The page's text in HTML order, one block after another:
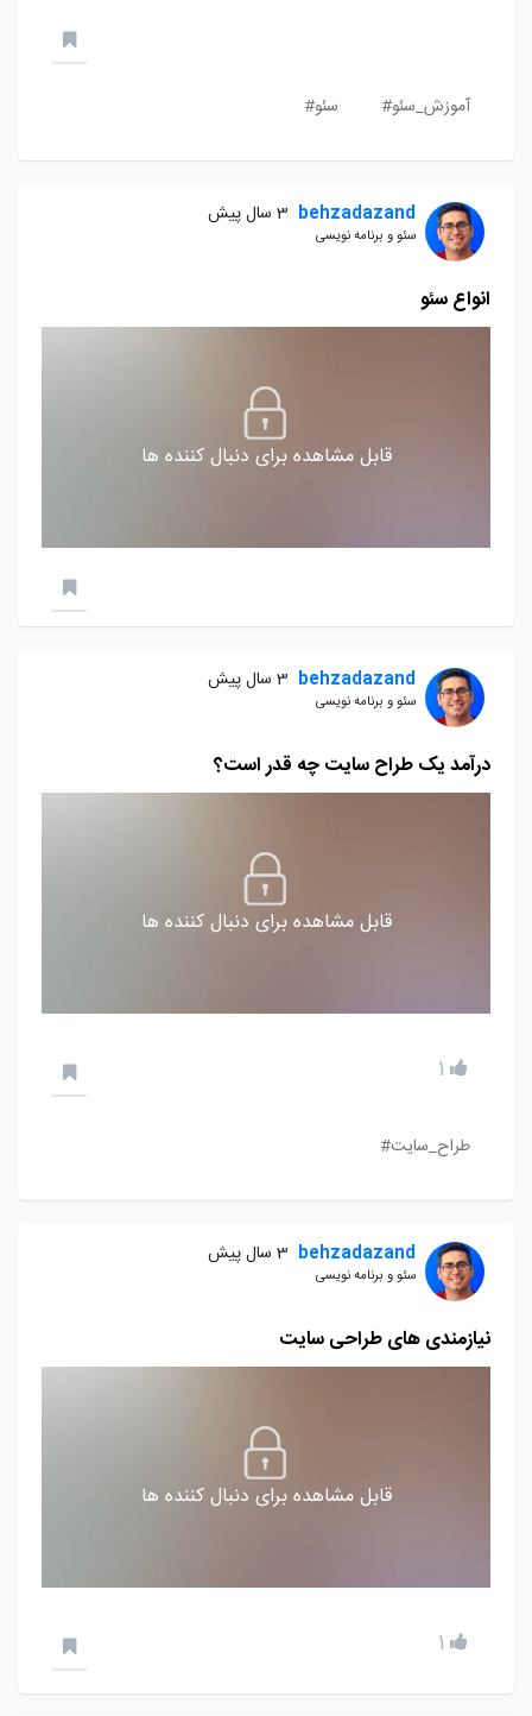
آموزش_سئو# سئو#
behzadazand 3 سال پیش
سئو و برنامه نویسی
انواع سئو
قابل مشاهده برای دنبال کننده ها
behzadazand 3 سال پیش
سئو و برنامه نویسی
درآمد یک طراح سایت چه قدر است؟
قابل مشاهده برای دنبال کننده ها
1
طراح_سایت#
behzadazand 3 سال پیش
سئو و برنامه نویسی
نیازمندی های طراحی سایت
قابل مشاهده برای دنبال کننده ها
1